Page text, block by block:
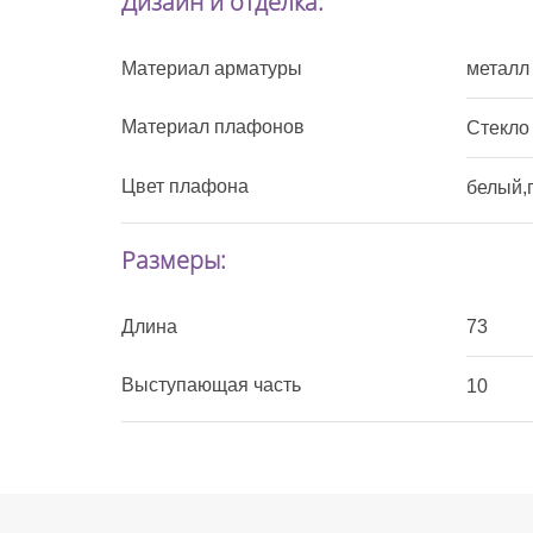
Материал арматуры металл
Материал плафонов Стекло
Цвет плафона
Размеры:
Длина 73
Выступающая часть 10